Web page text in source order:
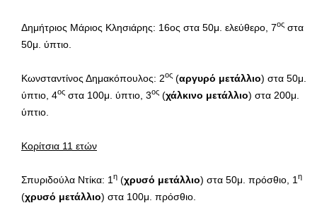
Δημήτριος Μάριος Κλησιάρης: 16ος στα 50μ. ελεύθερο, 7ος στα
50μ. ύπτιο.
Κωνσταντίνος Δημακόπουλος: 2ος (αργυρό μετάλλιο) στα 50μ.
ύπτιο, 4ος στα 100μ. ύπτιο, 3ος (χάλκινο μετάλλιο) στα 200μ.
ύπτιο.
Κορίτσια 11 ετών
Σπυριδούλα Ντίκα: 1 η (χρυσό μετάλλιο) στα 50μ. πρόσθιο, 1 η
(χρυσό μετάλλιο) στα 100μ. πρόσθιο.